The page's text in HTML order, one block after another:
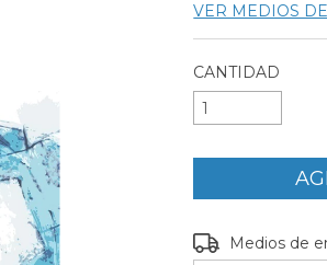
VER MEDIOS
CANTIDAD
Entregas para el
Medios de